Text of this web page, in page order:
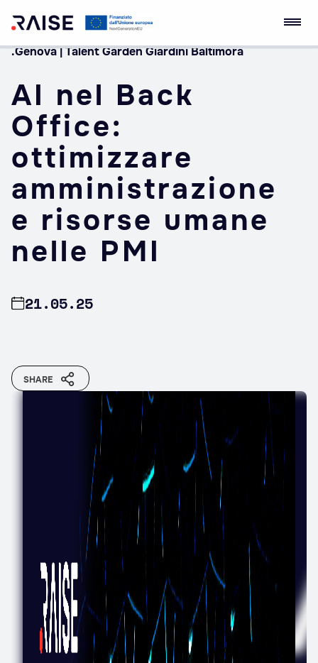
Skip
content
Ecosistema
RAISE
Robotics and AI for
Empowerment
.Genova | Talent Garden Giardini Baltimora
AI nel Back
Office:
ottimizzare
amministrazione
e risorse umane
nelle PMI
21.05.25
SHARE